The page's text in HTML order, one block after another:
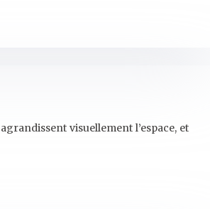
visuellement l’espace, et